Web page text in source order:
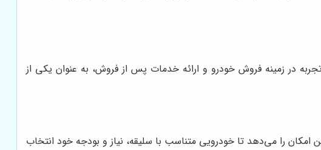
در زمینه فروش خودرو و ارائه خدمات پس از فروش، به عنوان یکی از
را می‌دهد تا خودرویی متناسب با سلیقه، نیاز و بودجه خود انتخاب